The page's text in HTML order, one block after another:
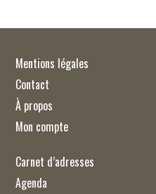
Mentions légales
Contact
À propos
Mon compte
Carnet d’adresses
Agenda